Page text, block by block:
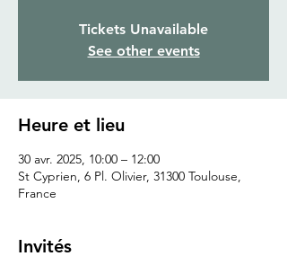
Tickets Unavailable
See other events
Heure et lieu
30 avr. 2025, 10:00 – 12:00
St Cyprien, 6 Pl. Olivier, 31300 Toulouse,
France
Invités